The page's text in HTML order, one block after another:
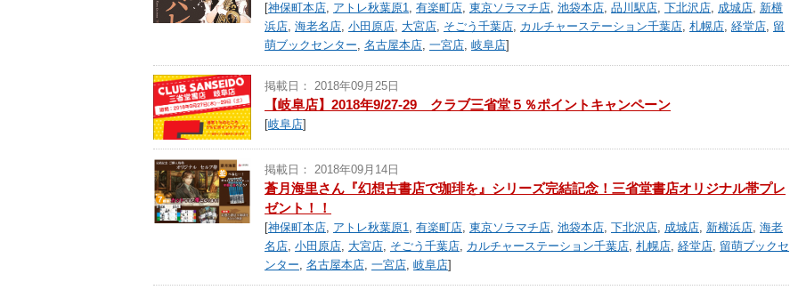
[神保町本店, アトレ秋葉原1, 有楽町店, 東京ソラマチ店, 池袋本店, 品川駅店, 下北沢店, 成城店, 新横
浜店, 海老名店, 小田原店, 大宮店, そごう千葉店, カルチャーステーション千葉店, 札幌店, 経堂店, 留
萌ブックセンター, 名古屋本店, 一宮店, 岐阜店]
掲載日： 2018年09月25日
【岐阜店】2018年9/27-29 クラブ三省堂５％ポイントキャンペーン
[岐阜店]
掲載日： 2018年09月14日
蒼月海里さん『幻想古書店で珈琲を』シリーズ完結記念！三省堂書店オリジナル帯プレ
ゼント！！
[神保町本店, アトレ秋葉原1, 有楽町店, 東京ソラマチ店, 池袋本店, 下北沢店, 成城店, 新横浜店, 海老
名店, 小田原店, 大宮店, そごう千葉店, カルチャーステーション千葉店, 札幌店, 経堂店, 留萌ブックセ
ンター, 名古屋本店, 一宮店, 岐阜店]